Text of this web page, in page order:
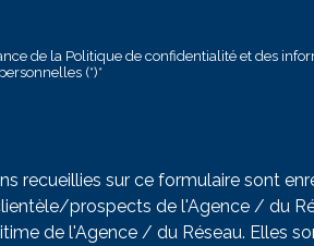
de la Politique de confidentialité et des
(*)*
recueillies sur ce formulaire sont
prospects de l'Agence / du
de l'Agence / du Réseau. Elles